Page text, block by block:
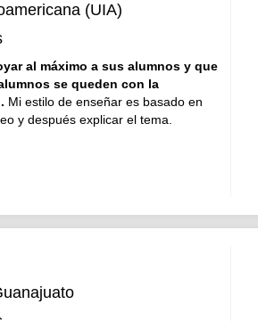
(UIA)
al máximo a sus alumnos y que
se queden con la
Mi estilo de enseñar es basado en
y después explicar el tema.